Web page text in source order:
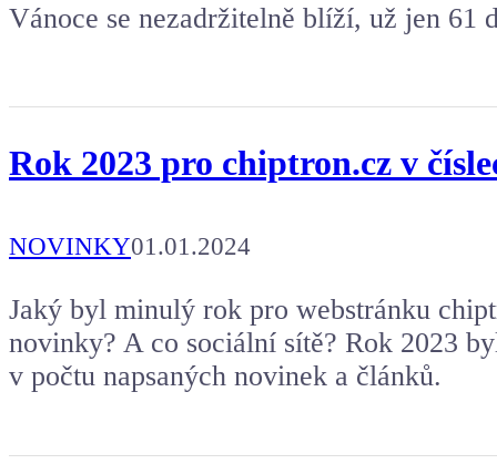
Vánoce se nezadržitelně blíží, už jen 61
Rok 2023 pro chiptron.cz v
NOVINKY01.01.2024
Jaký byl minulý rok pro webstránku
novinky? A co sociální sítě? Rok 2023
v počtu napsaných novinek a článků.